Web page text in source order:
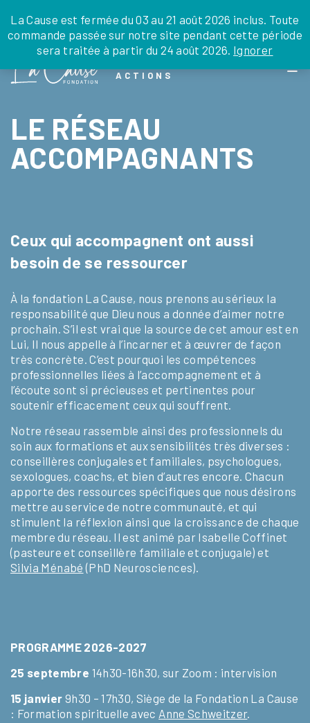
to
the
La Cause est fermée du 03 au 21 août 2026 inclus. Toute
commande passée sur notre site pendant cette période
sera traitée à partir du 24 août 2026. Ignorer
JE DONNE JE PARRAINE NOUS SOUTENIR
DEPUIS LA FRANCE
DEPUIS L’INTERNATIONAL
EN TANT QU’ORGANISATION
0 ARTICLE
ACTIONS
LE RÉSEAU
ACCOMPAGNANTS
Ceux qui accompagnent ont aussi
besoin de se ressourcer
À la fondation La Cause, nous prenons au sérieux la
responsabilité que Dieu nous a donnée d’aimer notre
prochain. S’il est vrai que la source de cet amour est en
Lui, Il nous appelle à l’incarner et à œuvrer de façon
très concrète. C’est pourquoi les compétences
professionnelles liées à l’accompagnement et à
l’écoute sont si précieuses et pertinentes pour
soutenir efficacement ceux qui souffrent.
Notre réseau rassemble ainsi des professionnels du
soin aux formations et aux sensibilités très diverses :
conseillères conjugales et familiales, psychologues,
sexologues, coachs, et bien d’autres encore. Chacun
apporte des ressources spécifiques que nous désirons
mettre au service de notre communauté, et qui
stimulent la réflexion ainsi que la croissance de chaque
membre du réseau. Il est animé par Isabelle Coffinet
(pasteure et conseillère familiale et conjugale) et
Silvia Ménabé (PhD Neurosciences).
PROGRAMME 2026-2027
25 septembre 14h30-16h30, sur Zoom : intervision
15 janvier 9h30 – 17h30, Siège de la Fondation La Cause
: Formation spirituelle avec Anne Schweitzer.